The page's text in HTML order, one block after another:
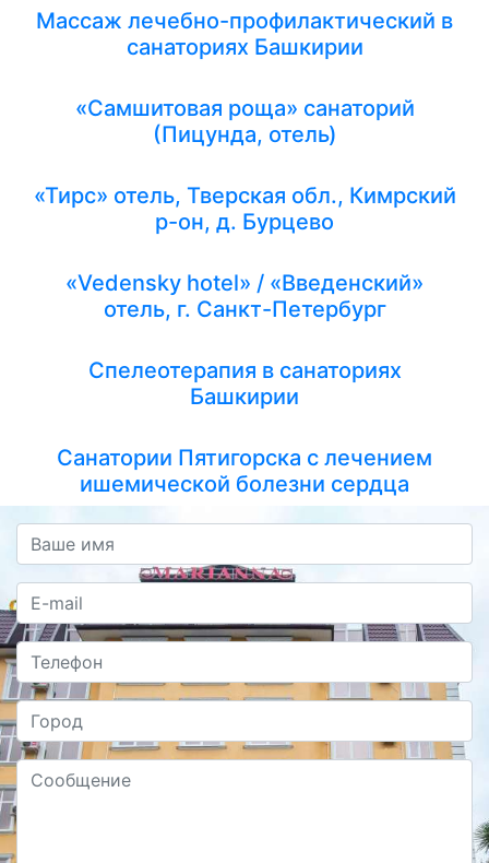
Массаж лечебно-профилактический в
санаториях Башкирии
«Самшитовая роща» санаторий
(Пицунда, отель)
«Тирс» отель, Тверская обл., Кимрский
р-он, д. Бурцево
«Vedensky hotel» / «Введенский»
отель, г. Санкт-Петербург
Спелеотерапия в санаториях
Башкирии
Санатории Пятигорска с лечением
ишемической болезни сердца